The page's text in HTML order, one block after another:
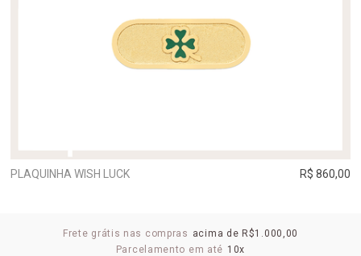
PLAQUINHA WISH LUCK R$ 860,00
Frete grátis nas compras acima de R$1.000,00
Parcelamento em até 10x